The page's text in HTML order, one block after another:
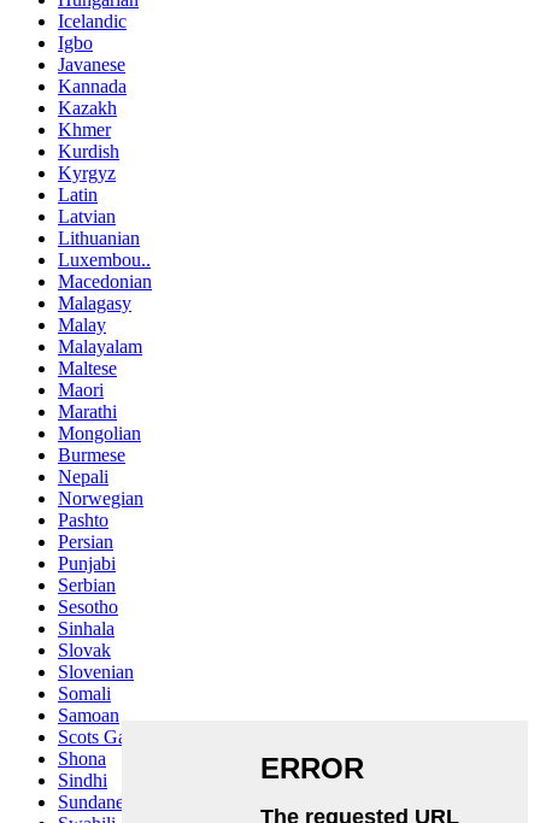
Icelandic
Igbo
Javanese
Kannada
Kazakh
Khmer
Kurdish
Kyrgyz
Latin
Latvian
Lithuanian
Luxembou..
Macedonian
Malagasy
Malay
Malayalam
Maltese
Maori
Marathi
Mongolian
Burmese
Nepali
Norwegian
Pashto
Persian
Punjabi
Serbian
Sesotho
Sinhala
Slovak
Slovenian
Somali
Samoan
Scots Gaelic
Shona
Sindhi
Sundanese